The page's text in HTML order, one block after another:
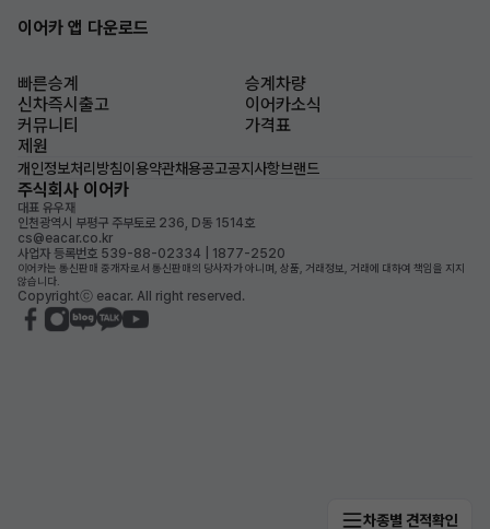
차종별 견적확인
이어카 앱 다운로드
빠른승계
승계차량
신차즉시출고
이어카소식
커뮤니티
가격표
제원
개인정보처리방침이용약관채용공고공지사항브랜드
주식회사 이어카
대표 유우재
인천광역시 부평구 주부토로 236, D동 1514호
cs@eacar.co.kr
사업자 등록번호 539-88-02334 | 1877-2520
이어카는 통신판매 중개자로서 통신판매의 당사자가 아니며, 상품, 거래정보, 거래에 대하여 책임을 지지
않습니다.
Copyrightⓒ eacar. All right reserved.